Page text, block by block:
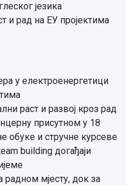
језика
и рад на ЕУ пројектима
у електроенергетици
раст и развој кроз рад
присутном у 18
обуке и стручне курсеве
building догађаји
радном мјесту, док за